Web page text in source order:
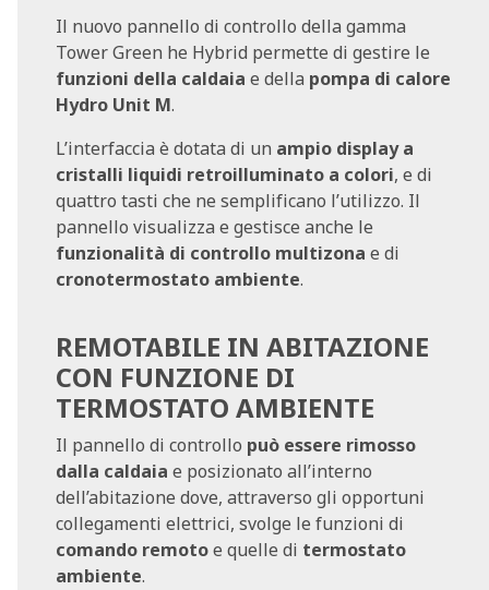
Il nuovo pannello di controllo della gamma
Tower Green he Hybrid permette di gestire le
funzioni della caldaia e della pompa di calore
Hydro Unit M.
L’interfaccia è dotata di un ampio display a
cristalli liquidi retroilluminato a colori, e di
quattro tasti che ne semplificano l’utilizzo. Il
pannello visualizza e gestisce anche le
funzionalità di controllo multizona e di
cronotermostato ambiente.
REMOTABILE IN ABITAZIONE
CON FUNZIONE DI
TERMOSTATO AMBIENTE
Il pannello di controllo può essere rimosso
dalla caldaia e posizionato all’interno
dell’abitazione dove, attraverso gli opportuni
collegamenti elettrici, svolge le funzioni di
comando remotoe quelle di termostato
ambiente.